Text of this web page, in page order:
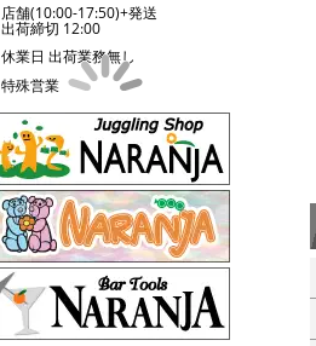
店舗(10:00-17:50)+発送
出荷締切 12:00
休業日 出荷業務無し
特殊営業